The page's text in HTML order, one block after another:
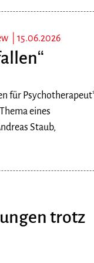
| 15.06.2026
für
eines
Staub,
trotz